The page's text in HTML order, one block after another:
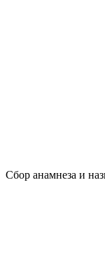
Сбор анамнеза и